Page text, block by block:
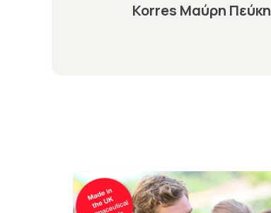
Korres Μαύρη Πεύκη